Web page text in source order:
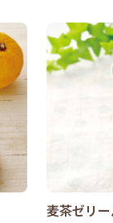
麦茶ゼリ